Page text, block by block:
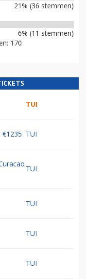
21% (36 stemmen)
6% (11 stemmen)
170
TUI
€1235 TUI
TUI
TUI
TUI
TUI